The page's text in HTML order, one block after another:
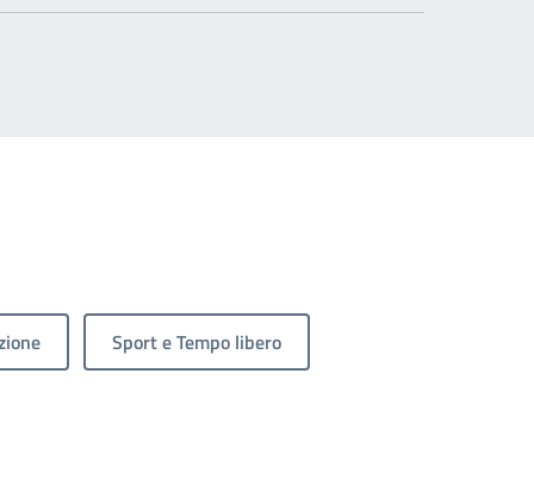
Sport e Tempo libero